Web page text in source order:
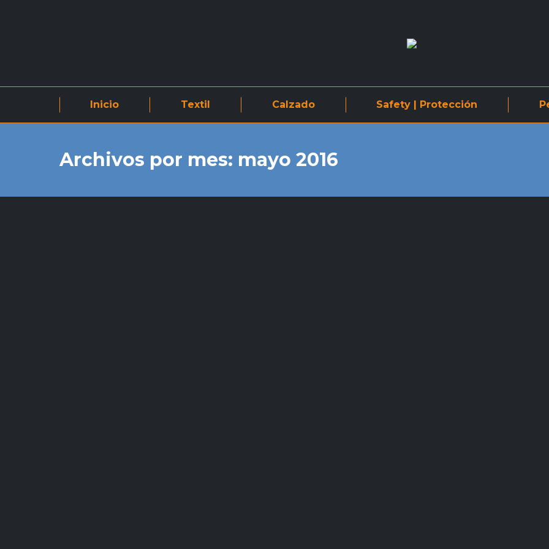
Inicio Textil Calzado Safety | Protección
Archivos por mes: mayo 2016